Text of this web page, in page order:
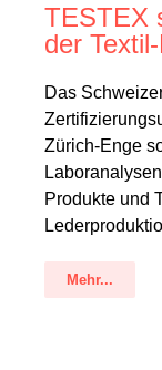
TESTEX
der
Das
Zürich-Enge
Produkte und
Mehr...